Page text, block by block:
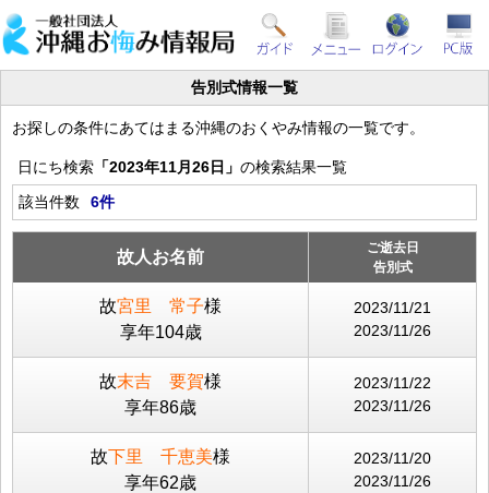
告別式情報一覧
お探しの条件にあてはまる沖縄のおくやみ情報の一覧です。
日にち検索 「2023年11月26日」 の検索結果一覧
該当件数
6件
故人お名前
ご逝去日
告別式
故宮里 常子様
享年104歳
2023/11/21
2023/11/26
故末吉 要賀様
享年86歳
2023/11/22
2023/11/26
故下里 千恵美様
享年62歳
2023/11/20
2023/11/26